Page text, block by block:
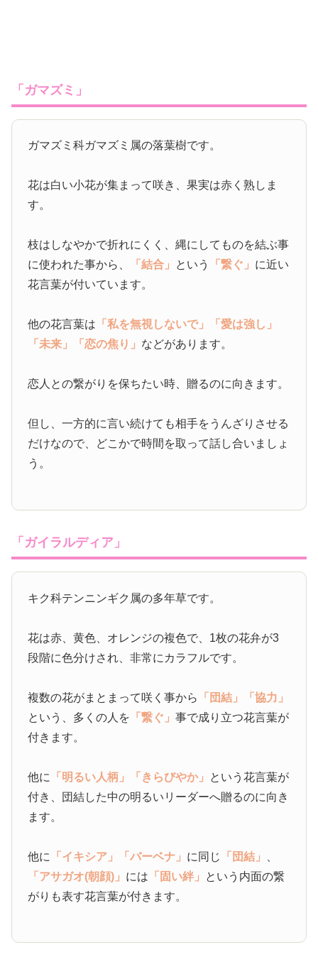
「ガマズミ」
ガマズミ科ガマズミ属の落葉樹です。
花は白い小花が集まって咲き、果実は赤く熟しま
す。
枝はしなやかで折れにくく、縄にしてものを結ぶ事
に使われた事から、
「結合」 という 「繋ぐ」 に近い
花言葉が付いています。
他の花言葉は 「私を無視しないで」
「愛は強し」
「未来」
「恋の焦り」 などがあります。
恋人との繋がりを保ちたい時、贈るのに向きます。
但し、一方的に言い続けても相手をうんざりさせる
だけなので、どこかで時間を取って話し合いましょ
う。
「ガイラルディア」
キク科テンニンギク属の多年草です。
花は赤、黄色、オレンジの複色で、1枚の花弁が3
段階に色分けされ、非常にカラフルです。
複数の花がまとまって咲く事から 「団結」
「協力」
という、多くの人を 「繋ぐ」事で成り立つ花言葉が
付きます。
他に 「明るい人柄」 「きらびやか」 という花言葉が
付き、団結した中の明るいリーダーへ贈るのに向き
ます。
他に 「イキシア」 「バーベナ」 に同じ 「団結」
「アサガオ(朝顔)」 には 「固い絆」 という内面の繋
がりも表す花言葉が付きます。